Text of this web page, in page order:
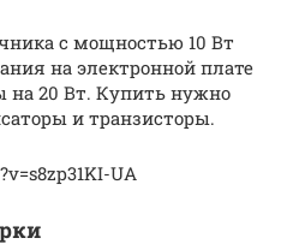
с мощностью 10 Вт
на электронной плате
20 Вт. Купить нужно
и транзисторы.
UA